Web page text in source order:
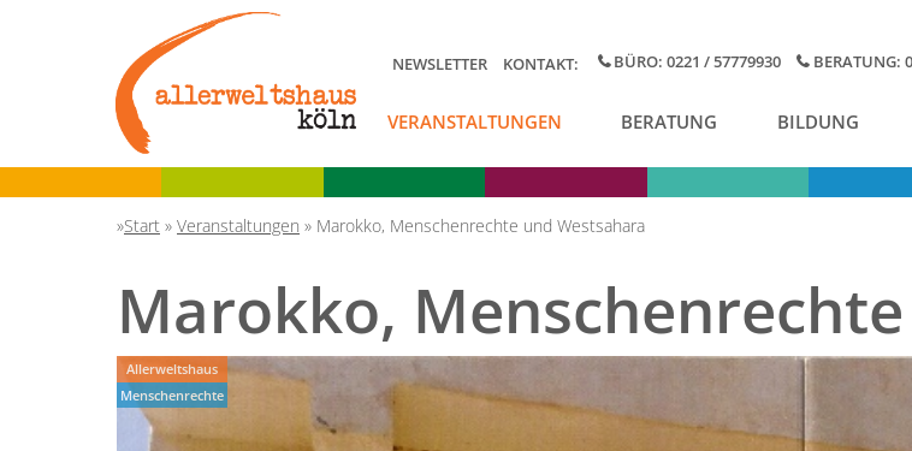
BÜRO: 0221 / 57779930 BERATUNG:
NEWSLETTER KONTAKT:
VERANSTALTUNGEN BERATUNG BILDUNG
Start » Veranstaltungen » Marokko, Menschenrechte und Westsahara
Marokko,
Allerweltshaus
Menschenrechte